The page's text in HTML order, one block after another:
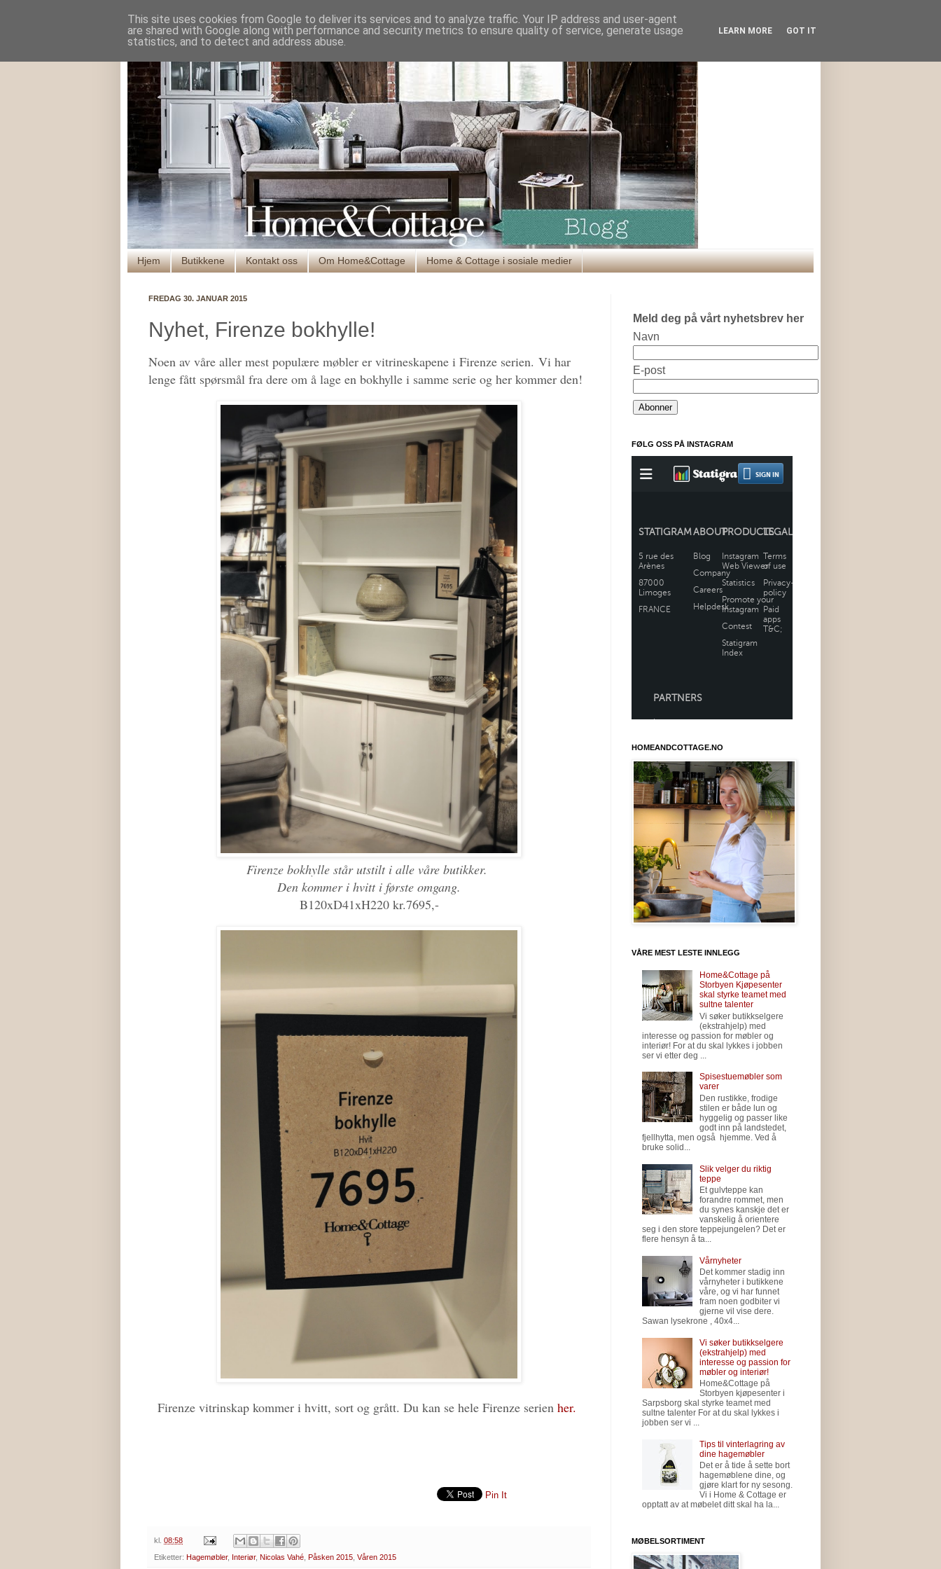
Hjem Butikkene Kontakt oss Om Home&Cottage Home & Cottage i sosiale medier
FREDAG 30. JANUAR 2015
Nyhet, Firenze bokhylle!
Noen av våre aller mest populære møbler er vitrineskapene i Firenze serien. Vi har
lenge fått spørsmål fra dere om å lage en bokhylle i samme serie og her kommer den!
Firenze bokhylle står utstilt i alle våre butikker.
Den kommer i hvitt i første omgang.
B120xD41xH220 kr.7695,-
Firenze vitrinskap kommer i hvitt, sort og grått. Du kan se hele Firenze serien her.
Pin It
kl. 08:58
Etiketter: Hagemøbler, Interiør, Nicolas Vahé Påsken 2015 Våren 2015
Meld deg på vårt nyhetsbrev her
Navn
E-post
FØLG OSS PÅ INSTAGRAM
HOMEANDCOTTAGE.NO
VÅRE MEST LESTE INNLEGG
Home&Cottage på
Storbyen Kjøpesenter
skal styrke teamet med
sultne talenter
Vi søker butikkselgere
(ekstrahjelp) med
interesse og passion for møbler og
interiør! For at du skal lykkes i jobben
ser vi etter deg ...
Spisestuemøbler som
varer
Den rustikke, frodige
stilen er både lun og
hyggelig og passer like
godt inn på landstedet,
fjellhytta, men også hjemme. Ved å
bruke solid...
Slik velger du riktig
teppe
Et gulvteppe kan
forandre rommet, men
du synes kanskje det er
vanskelig å orientere
seg i den store teppejungelen? Det er
flere hensyn å ta...
Vårnyheter
Det kommer stadig inn
vårnyheter i butikkene
våre, og vi har funnet
fram noen godbiter vi
gjerne vil vise dere.
Sawan lysekrone , 40x4...
Vi søker butikkselgere
(ekstrahjelp) med
interesse og passion for
møbler og interiør!
Home&Cottage på
Storbyen kjøpesenter i
Sarpsborg skal styrke teamet med
sultne talenter For at du skal lykkes i
jobben ser vi ...
Tips til vinterlagring av
dine hagemøbler
Det er å tide å sette bort
hagemøblene dine, og
gjøre klart for ny sesong.
Vi i Home & Cottage er
opptatt av at møbelet ditt skal ha la...
MØBELSORTIMENT
This site uses cookies from Google to deliver its services and to analyze traffic. Your IP address and user-agent
are shared with Google along with performance and security metrics to ensure quality of service, generate usage
statistics, and to detect and address abuse.
LEARN MORE GOT IT